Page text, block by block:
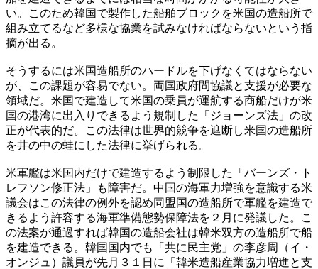
い。このため韓国で製作した船舶ブロックを米国の造船所で
組み立てるなど多様な協業を試みなければならないという指
摘が出る。
そうするには米国造船所のハードルを下げなくてはならない
が、この課題が容易でない。両国政府間協議と支援が必要な
領域だ。米国で建造して米国の乗員が運航する商船だけが米
国の港湾に出入りできるよう規制した「ジョーンズ法」の改
正が代表的だ。この法律は世界的競争を遮断し米国の造船所
を井の中の蛙にした法律に挙げられる。
米軍艦は米国内だけで建造するよう制限した「バーンズ・ト
レフソン修正法」も障害だ。中国の海軍力増強を意識する米
議会はこの法律の例外を認め同盟国の造船所で軍艦を建造で
きるよう許容する海軍準備態勢保障法を２月に発議した。こ
の法案が通過すれば韓国の造船会社は韓米双方の造船所で船
を建造できる。韓国国内でも「共に民主党」の李彦周（イ・
オンジュ）議員が先月３１日に「韓米造船産業協力増進と支